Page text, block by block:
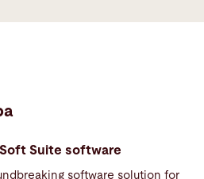
Suite software
software solution for